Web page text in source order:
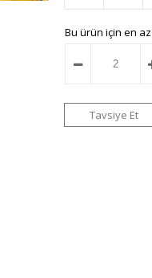
Sipariş Ekle
İndirimli Fiyat
Düşünce
Haber
Bu ürün için en
Tavsiye Et